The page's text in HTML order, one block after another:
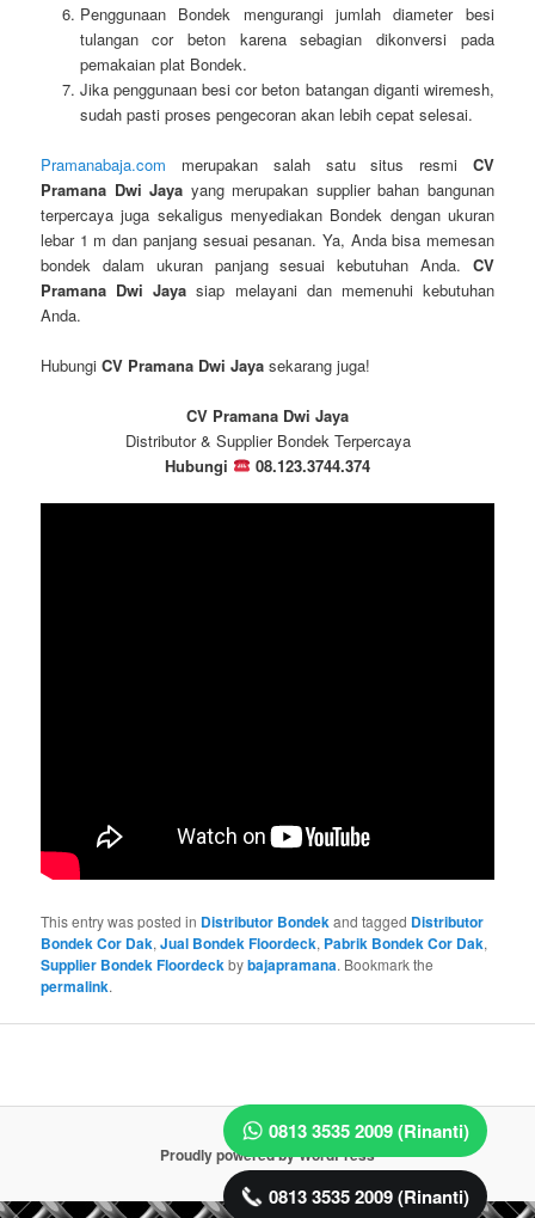
Penggunaan Bondek mengurangi jumlah diameter besi
tulangan cor beton karena sebagian dikonversi pada
pemakaian plat Bondek.
Jika penggunaan besi cor beton batangan diganti wiremesh,
sudah pasti proses pengecoran akan lebih cepat selesai.
Pramanabaja.com merupakan salah satu situs resmi CV
Pramana Dwi Jaya yang merupakan supplier bahan bangunan
terpercaya juga sekaligus menyediakan Bondek dengan ukuran
lebar 1 m dan panjang sesuai pesanan. Ya, Anda bisa memesan
bondek dalam ukuran panjang sesuai kebutuhan Anda. CV
Pramana Dwi Jaya siap melayani dan memenuhi kebutuhan
Anda.
HubungiCV Pramana Dwi Jaya sekarang juga!
CV Pramana Dwi Jaya
Distributor & Supplier Bondek Terpercaya
Hubungi
08.123.3744.374
This entry was posted in Distributor Bondekand tagged Distributor
Bondek Cor Dak,Jual Bondek Floordeck, Pabrik Bondek Cor Dak,
Supplier Bondek Floordeckbybajapramana. Bookmark the
permalink.
0813 3535 2009 (Rinanti)
0813 3535 2009 (Rinanti)
Proudly powered by WordPress